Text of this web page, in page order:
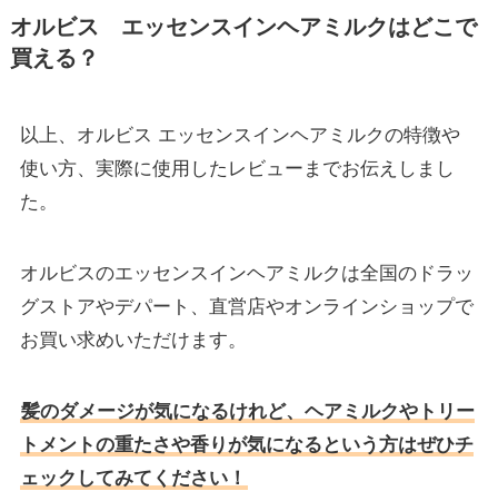
オルビス エッセンスインヘアミルクはどこで
買える？
以上、オルビス エッセンスインヘアミルクの特徴や
使い方、実際に使用したレビューまでお伝えしまし
た。
オルビスのエッセンスインヘアミルクは全国のドラッ
グストアやデパート、直営店やオンラインショップで
お買い求めいただけます。
髪のダメージが気になるけれど、ヘアミルクやトリー
トメントの重たさや香りが気になるという方はぜひチ
ェックしてみてください！